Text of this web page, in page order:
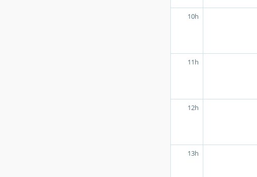
10h
11h
12h
13h